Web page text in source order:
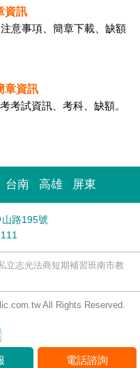
資訊
意事項、簡章下載、缺額
章資訊
考試資訊、考科、缺額。
台南 高雄 屏東
路195號
電話諮詢
立志光法商短期補習班南市教
All Rights Reserved.